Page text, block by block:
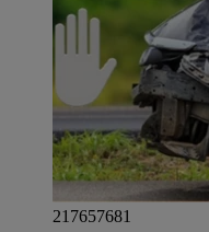
217657681